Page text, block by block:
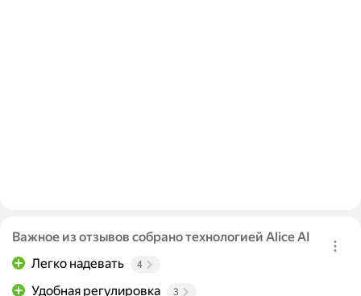
Важное из отзывов собрано технологией Alice AI
Легко надевать
4
Удобная регулировка 3